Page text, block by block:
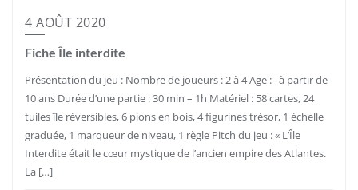
4 AOÛT 2020
Fiche Île interdite
Présentation du jeu : Nombre de joueurs : 2 à 4 Age : à partir de
10 ans Durée d’une partie : 30 min – 1h Matériel : 58 cartes, 24
tuiles île réversibles, 6 pions en bois, 4 figurines trésor, 1 échelle
graduée, 1 marqueur de niveau, 1 règle Pitch du jeu : « L’Île
Interdite était le cœur mystique de l’ancien empire des Atlantes.
La […]